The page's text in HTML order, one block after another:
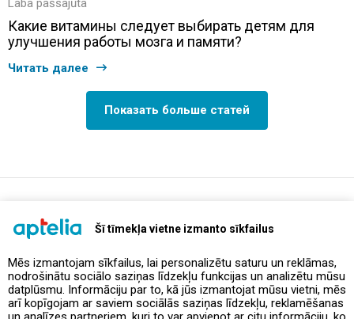
Šī tīmekļa vietne izmanto sīkfailus
Mēs izmantojam sīkfailus, lai personalizētu saturu un reklāmas,
nodrošinātu sociālo saziņas līdzekļu funkcijas un analizētu mūsu
datplūsmu. Informāciju par to, kā jūs izmantojat mūsu vietni, mēs
arī kopīgojam ar saviem sociālās saziņas līdzekļu, reklamēšanas
Laba pašsajūta
Какие витамины следует выбирать детям для
улучшения работы мозга и памяти?
Читать далее
Показать больше статей
Предложения и акции